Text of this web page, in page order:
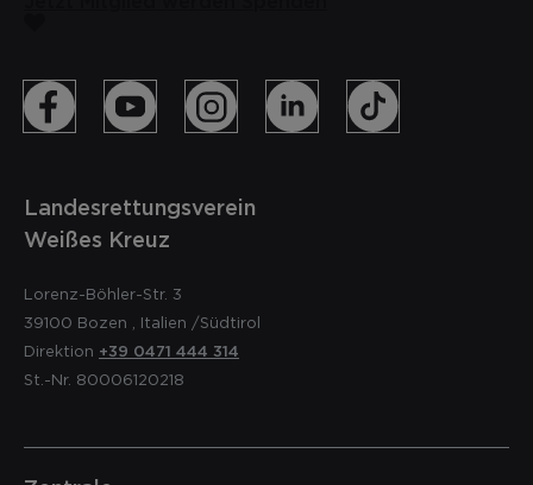
Landesrettungsverein
Weißes Kreuz
Lorenz-Böhler-Str. 3
39100 Bozen Italien /Südtirol
Direktion +39 0471 444 314
St.-Nr. 80006120218